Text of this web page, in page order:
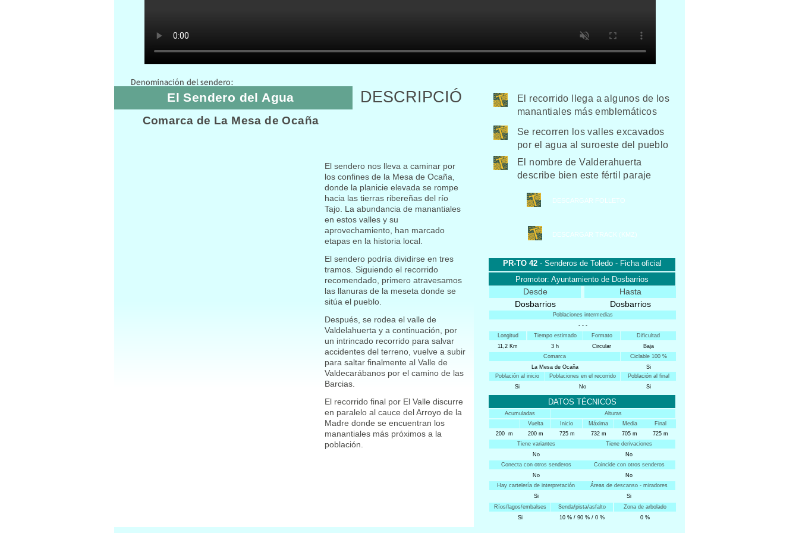
El Sendero del Agua
Comarca de La Mesa de Ocaña
El recorrido llega a algunos de los
manantiales más emblemáticos
El nombre de Valderahuerta
describe bien este fértil paraje
Se recorren los valles excavados
por el agua al suroeste del pueblo
DESCRIPCIÓ
PR-TO 42-Senderos de Toledo -Ficha oficial
Promotor: Ayuntamiento de Dosbarrios
Hasta
Dosbarrios
Dosbarrios
Poblaciones intermedias
---
Desde
Longitud
11,2 Km
Tiempo estimado
3 h
Formato
Circular
Dificultad
Baja
Comarca
La Mesa de Ocaña
Ciclable 100 %
Si
Población al final
Si
Población al inicio
Si
Poblaciones en el recorrido
No
DATOS TÉCNICOS
Alturas
Acumuladas
Vuelta
Máxima
Media
intermedias
Final
intermedias
200 m 200 m 732 m 705 m
725 m
Inicio
725 m
Tiene variantes
No
Tiene derivaciones
No
Conecta con otros senderos
No
Coincide con otros senderos
No
Hay cartelería de interpretación
Si
Áreas de descanso - miradores
Si
Ríos/lagos/embalses
Si
Zona de arbolado
0 %
Senda/pista/asfalto
10 % / 90 % / 0 %
DESCARGAR TRACK (KMZ)
DESCARGAR FOLLETO
El sendero nos lleva a caminar por
los confines de la Mesa de Ocaña,
donde la planicie elevada se rompe
hacia las tierras ribereñas del río
Tajo. La abundancia de manantiales
en estos valles y su
aprovechamiento, han marcado
etapas en la historia local.
El sendero podría dividirse en tres
tramos. Siguiendo el recorrido
recomendado, primero atravesamos
las llanuras de la meseta donde se
sitúa el pueblo.
Después, se rodea el valle de
Valdelahuerta y a continuación, por
un intrincado recorrido para salvar
accidentes del terreno, vuelve a subir
para saltar finalmente al Valle de
Valdecarábanos por el camino de las
Barcias.
El recorrido final por El Valle discurre
en paralelo al cauce del Arroyo de la
Madre donde se encuentran los
manantiales más próximos a la
población.